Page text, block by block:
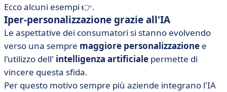
Ecco alcuni esempi 👉.
Iper-personalizzazione grazie all'IA
Le aspettative dei consumatori si stanno evolvendo
verso una sempre maggiore personalizzazione e
l'utilizzo dell' intelligenza artificiale permette di
vincere questa sfida.
Per questo motivo sempre più aziende integrano l'IA